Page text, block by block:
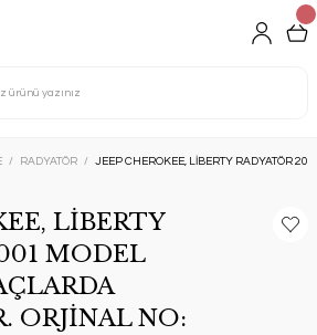
RADYATÖR JEEP CHEROKEE, LİBERTY RADYATÖR
LİBERTY
MODEL
ORJİNAL NO: